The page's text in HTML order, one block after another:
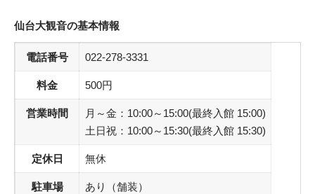
仙台大観音の基本情報
電話番号 022-278-3331
料金 500円
営業時間
月～金：10:00～15:00(最終入館 15:00)
土日祝：10:00～15:30(最終入館 15:30)
定休日 無休
駐車場 あり（舗装）